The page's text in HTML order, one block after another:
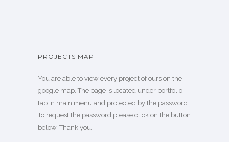
PROJECTS MAP
You are able to view every project of ours on the
google map. The page is located under portfolio
tab in main menu and protected by the password.
To request the password please click on the button
below. Thank you.